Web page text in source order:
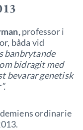
professor i
båda vid
banbrytande
bidragit med
bevarar genetisk
ordinarie